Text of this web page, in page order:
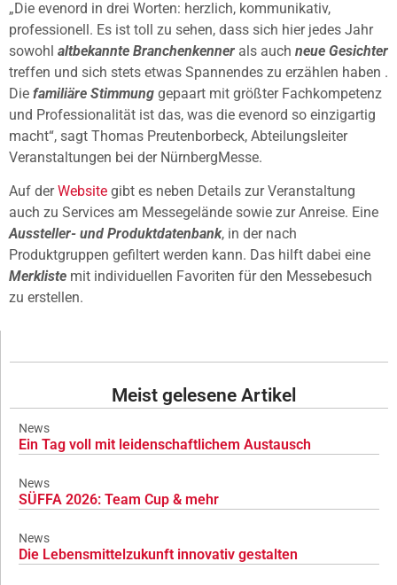
„Die evenord in drei Worten: herzlich, kommunikativ,
professionell. Es ist toll zu sehen, dass sich hier jedes Jahr
sowohl altbekannte Branchenkenner als auch neue Gesichter
treffen und sich stets etwas Spannendes zu erzählen haben .
Die familiäre Stimmung gepaart mit größter Fachkompetenz
und Professionalität ist das, was die evenord so einzigartig
macht“, sagt Thomas Preutenborbeck, Abteilungsleiter
Veranstaltungen bei der NürnbergMesse.
Auf derWebsite gibt es neben Details zur Veranstaltung
auch zu Services am Messegelände sowie zur Anreise. Eine
Aussteller- und Produktdatenbank, in der nach
Produktgruppen gefiltert werden kann. Das hilft dabei eine
Merkliste mit individuellen Favoriten für den Messebesuch
zu erstellen.
Meist gelesene Artikel
News
Ein Tag voll mit leidenschaftlichem Austausch
News
SÜFFA 2026: Team Cup & mehr
News
Die Lebensmittelzukunft innovativ gestalten